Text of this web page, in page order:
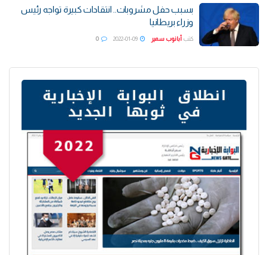
بسبب حفل مشروبات.. انتقادات كبيرة تواجه رئيس
وزراء بريطانيا
كتب أبانوب سمير 0